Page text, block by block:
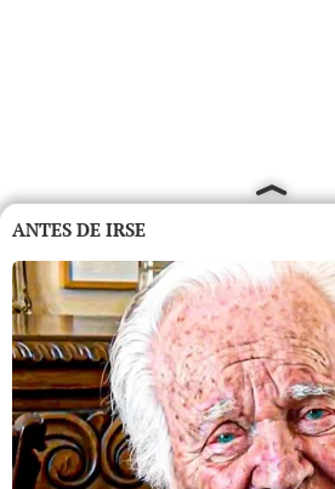
ANTES DE IRSE